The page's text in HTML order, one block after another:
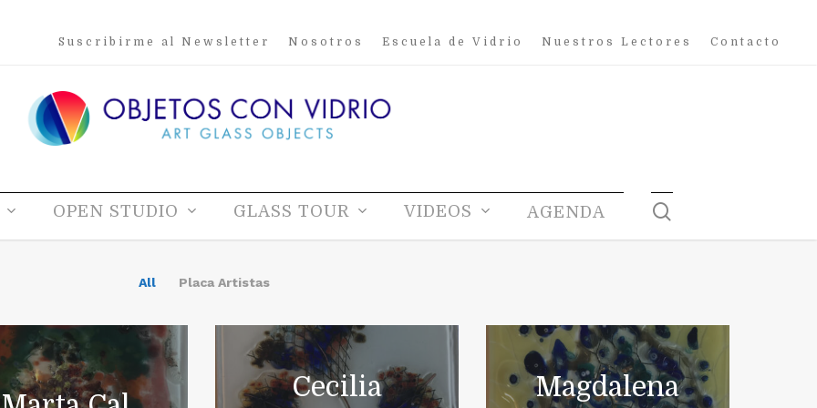
Suscribirme al Newsletter Nosotros Escuela de Vidrio Nuestros Lectores Contacto
OPEN STUDIO GLASS TOUR VIDEOS AGENDA
All Placa Artistas
Cecilia
Magdalena